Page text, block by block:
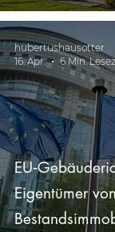
Eigentümer
hubertushausotter
16. Apr.
6 Min.